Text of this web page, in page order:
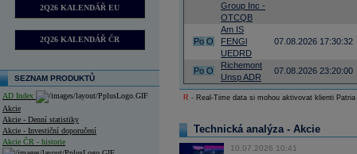
2Q26 KALENDÁŘ EU
2Q26 KALENDÁŘ ČR
SEZNAM PRODUKTŮ
AD Index
Akcie
Akcie - Denní statistiky
Akcie - Investiční doporučení
Akcie ČR - historie
Group Inc -
OTCQB
Po O
Am IS
FENGl
UEDRD
07.08.2026 17:30:32
Po O
Richemont
Unsp ADR
07.08.2026 23:20:00
R - Real-Time data si mohou aktivovat klienti
Technická analýza - Akcie
10.07.2026 10:41